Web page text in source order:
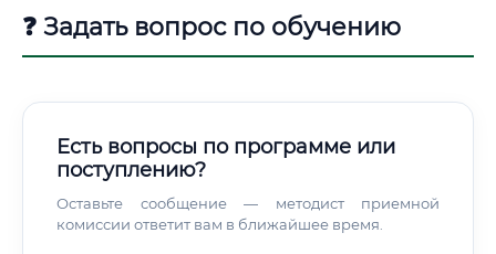
❓ Задать вопрос по обучению
Есть вопросы по программе или
поступлению?
Оставьте сообщение — методист приемной
комиссии ответит вам в ближайшее время.